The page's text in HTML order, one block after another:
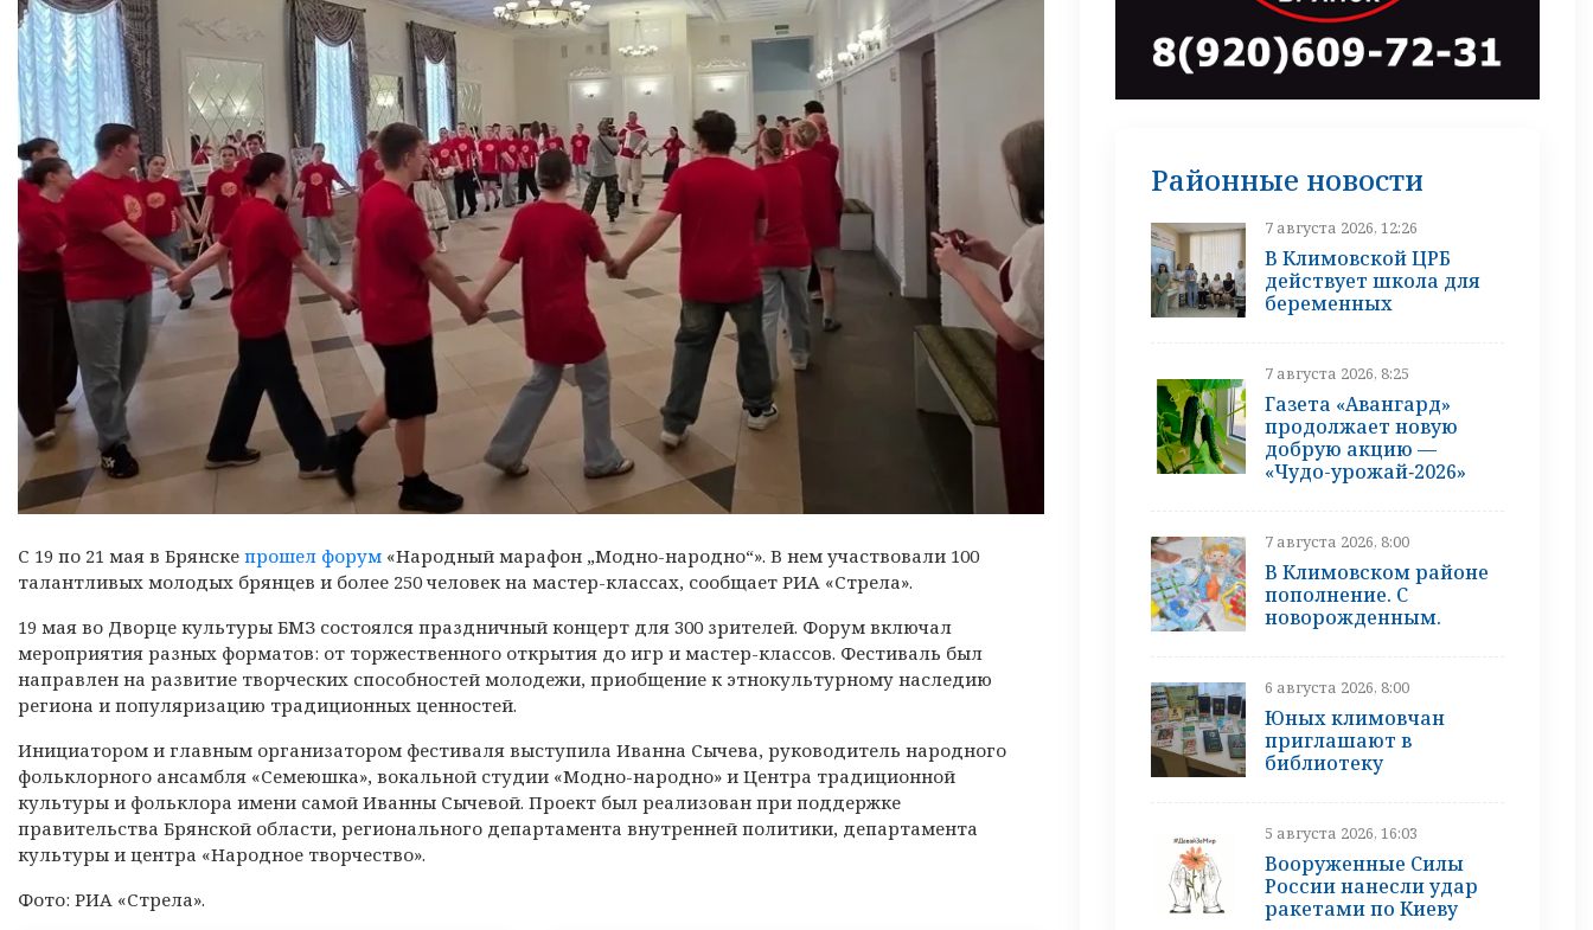
С 19 по 21 мая в Брянске прошел форум «Народный марафон „Модно-народно“». В нем участвовали 100
талантливых молодых брянцев и более 250 человек на мастер-классах, сообщает РИА «Стрела».
19 мая во Дворце культуры БМЗ состоялся праздничный концерт для 300 зрителей. Форум включал
мероприятия разных форматов: от торжественного открытия до игр и мастер-классов. Фестиваль был
направлен на развитие творческих способностей молодежи, приобщение к этнокультурному наследию
региона и популяризацию традиционных ценностей.
Инициатором и главным организатором фестиваля выступила Иванна Сычева, руководитель народного
фольклорного ансамбля «Семеюшка», вокальной студии «Модно-народно» и Центра традиционной
культуры и фольклора имени самой Иванны Сычевой. Проект был реализован при поддержке
правительства Брянской области, регионального департамента внутренней политики, департамента
культуры и центра «Народное творчество».
Фото: РИА «Стрела».
Районные новости
7 августа 2026, 12:26
В Климовской ЦРБ
действует школа для
беременных
7 августа 2026, 8:25
Газета «Авангард»
продолжает новую
добрую акцию —
«Чудо-урожай‑2026»
7 августа 2026, 8:00
В Климовском районе
пополнение. С
новорожденным.
6 августа 2026, 8:00
Юных климовчан
приглашают в
библиотеку
5 августа 2026, 16:03
Вооруженные Силы
России нанесли удар
ракетами по Киеву